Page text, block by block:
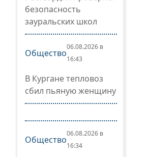
безопасность
зауральских школ
Общество
06.08.2026 в
16:43
В Кургане тепловоз
сбил пьяную женщину
Общество
06.08.2026 в
16:34